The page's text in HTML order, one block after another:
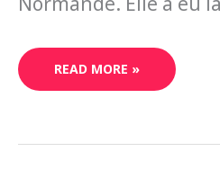
READ MORE »